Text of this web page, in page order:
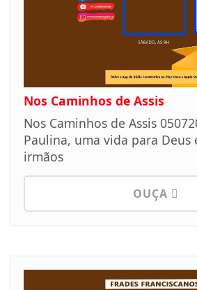
Nos Caminhos de Assis
Nos Caminhos de Assis
Paulina, uma vida para Deus
irmãos
OUÇA